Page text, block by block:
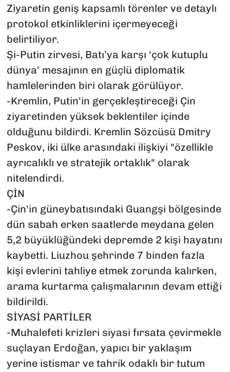
Ziyaretin geniş kapsamlı törenler ve detaylı
protokol etkinliklerini içermeyeceği
belirtiliyor.
Şi-Putin zirvesi, Batı’ya karşı ‘çok kutuplu
dünya’ mesajının en güçlü diplomatik
hamlelerinden biri olarak görülüyor.
-Kremlin, Putin'in gerçekleştireceği Çin
ziyaretinden yüksek beklentiler içinde
olduğunu bildirdi. Kremlin Sözcüsü Dmitry
Peskov, iki ülke arasındaki ilişkiyi "özellikle
ayrıcalıklı ve stratejik ortaklık" olarak
nitelendirdi.
ÇİN
-Çin'in güneybatısındaki Guangşi bölgesinde
dün sabah erken saatlerde meydana gelen
5,2 büyüklüğündeki depremde 2 kişi hayatını
kaybetti. Liuzhou şehrinde 7 binden fazla
kişi evlerini tahliye etmek zorunda kalırken,
arama kurtarma çalışmalarının devam ettiği
bildirildi.
SİYASİ PARTİLER
-Muhalefeti krizleri siyasi fırsata çevirmekle
suçlayan Erdoğan, yapıcı bir yaklaşım
yerine istismar ve tahrik odaklı bir tutum